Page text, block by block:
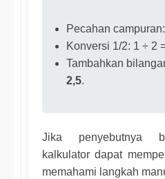
Pecahan
Konversi 1/2: 1 ÷ 2
Tambahkan
2,5.
Jika penyebutnya
kalkulator dapat
memahami langkah